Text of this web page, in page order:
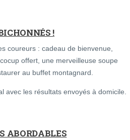
!
coureurs : cadeau de bienvenue,
offert, une merveilleuse soupe
au buffet montagnard.
avec les résultats envoyés à domicile.
ABORDABLES